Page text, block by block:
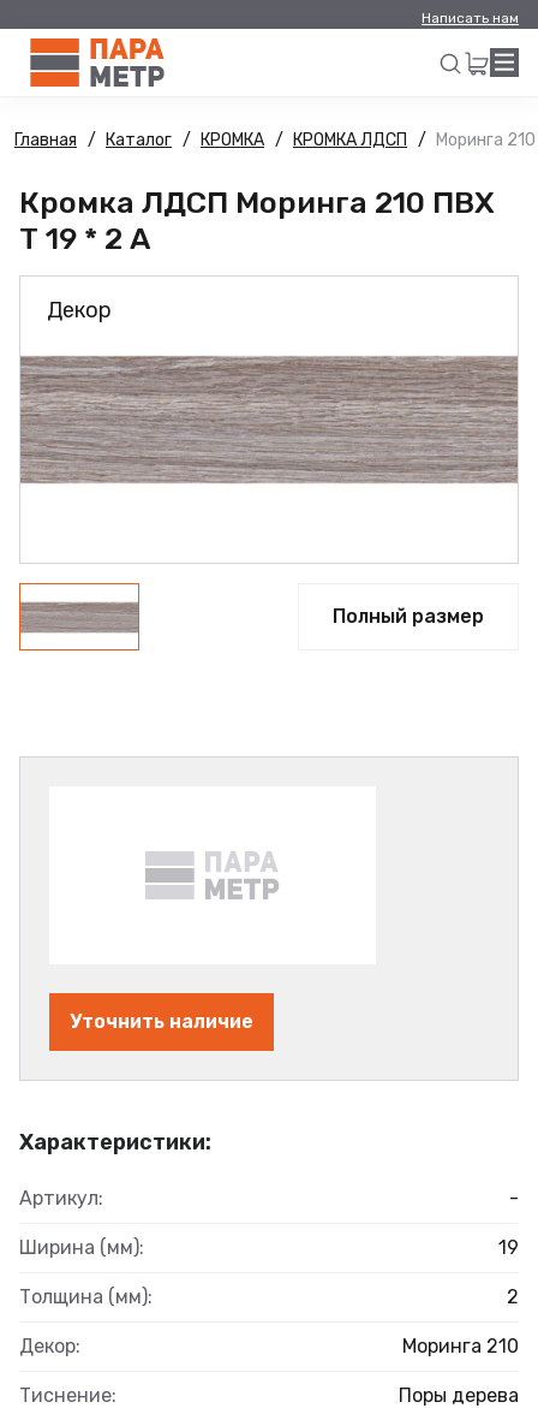
Написать нам
Искать
Главная Каталог КРОМКА КРОМКА ЛДСП Моринга
Кромка ЛДСП Моринга 210 ПВХ
Т 19 * 2 А
Декор
Полный размер
Характеристики:
Артикул: -
Ширина (мм): 19
Толщина (мм): 2
Декор: Моринга 210
Тиснение: Поры дерева
Уточнить наличие